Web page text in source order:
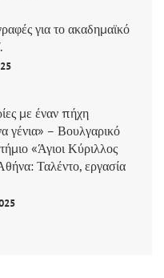
για το ακαδημαϊκό
με έναν πήχη
γένια» – Βουλγαρικό
«Άγιοι Κύριλλος
Ταλέντο, εργασία